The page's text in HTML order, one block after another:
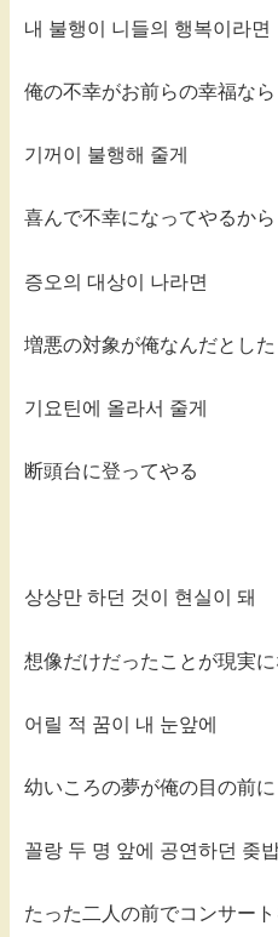
내 불행이 니들의 행복이라면
俺の不幸がお前らの幸福なら
기꺼이 불행해 줄게
喜んで不幸になってやるから
증오의 대상이 나라면
増悪の対象が俺なんだとした
기요틴에 올라서 줄게
断頭台に登ってやる
상상만 하던 것이 현실이 돼
想像だけだったことが現実に
어릴 적 꿈이 내 눈앞에
幼いころの夢が俺の目の前に
꼴랑 두 명 앞에 공연하던 좆
たった二人の前でコンサー